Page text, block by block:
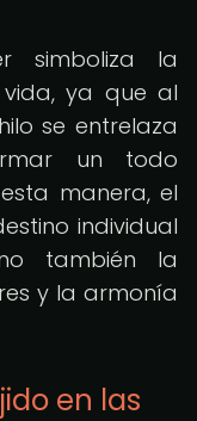
simboliza la
ya que al
se entrelaza
un todo
manera, el
individual
también la
y la armonía
en las